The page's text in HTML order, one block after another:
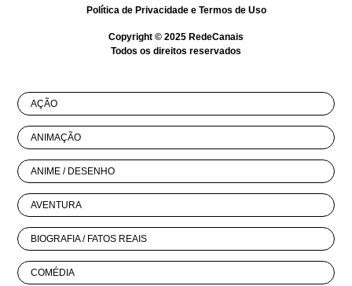
Política de Privacidadee Termos de Uso
Copyright © 2025 RedeCanais
Todos os direitos reservados
AÇÃO
ANIMAÇÃO
ANIME / DESENHO
AVENTURA
BIOGRAFIA / FATOS REAIS
COMÉDIA